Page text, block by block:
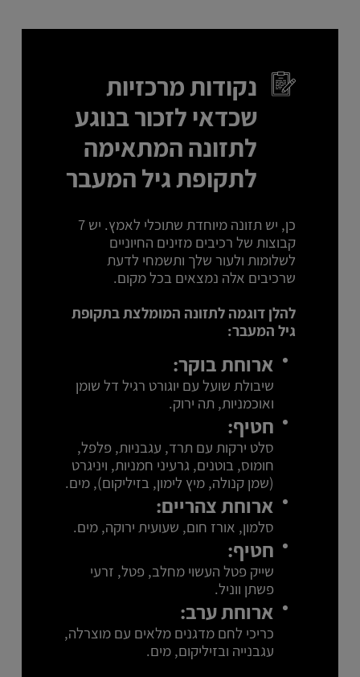
נקודות מרכזיות
שכדאי לזכור בנוגע
לתזונה המתאימה
לתקופת גיל המעבר
כן, יש תזונה מיוחדת שתוכלי לאמץ. יש 7
קבוצות של רכיבים מזינים החיוניים
לשלומות ולעור שלך ותשמחי לדעת
שרכיבים אלה נמצאים בכל מקום.
להלן דוגמה לתזונה המומלצת בתקופת
גיל המעבר:
ארוחת בוקר:
שיבולת שועל עם יוגורט רגיל דל שומן
ואוכמניות, תה ירוק.
חטיף:
סלט ירקות עם תרד, עגבניות, פלפל,
חומוס, בוטנים, גרעיני חמניות, ויניגרט
(שמן קנולה, מיץ לימון, בזיליקום), מים.
ארוחת צהריים:
סלמון, אורז חום, שעועית ירוקה, מים.
חטיף:
שייק פטל העשוי מחלב, פטל, זרעי
פשתן ווניל.
ארוחת ערב:
כריכי לחם מדגנים מלאים עם מוצרלה,
עגבנייה ובזיליקום, מים.